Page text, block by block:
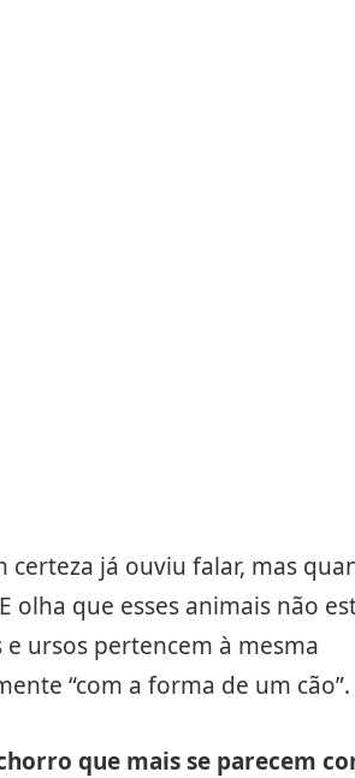
certeza já ouviu falar, mas
olha que esses animais não
ursos pertencem à mesma
“com a forma de um cão”.
que mais se parecem